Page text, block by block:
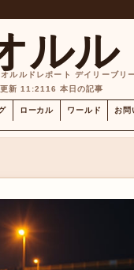
ルル
ルルドレポート デイリーブリ
更新 11:21 16 本日の記事
ローカル ワールド お問